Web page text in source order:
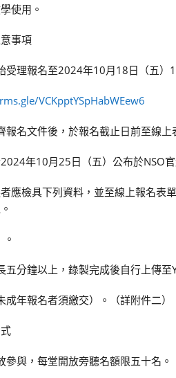
使用。
事項
受理報名至2024年10月18日（五）
VCKpptYSpHabWEew6
報名文件後，於報名截止日前至線
年10月25日（五）公布於NSO
應檢具下列資料，並至線上報名表
五分鐘以上，錄製完成後自行上傳
年報名者須繳交）。（詳附件二）
參與，每堂開放旁聽名額限五十名。